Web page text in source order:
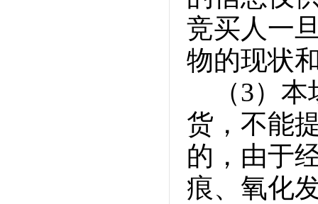
竞买人一
物的现状
（3）
货，不能
的，由于
痕、氧化